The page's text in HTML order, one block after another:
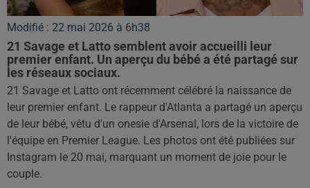
Modifié : 22 mai 2026 à 6h38
21 Savage et Latto semblent avoir accueilli leur
premier enfant. Un aperçu du bébé a été partagé sur
les réseaux sociaux.
21 Savage et Latto ont récemment célébré la naissance de
leur premier enfant. Le rappeur d'Atlanta a partagé un aperçu
de leur bébé, vêtu d'un onesie d'Arsenal, lors de la victoire de
l'équipe en Premier League. Les photos ont été publiées sur
Instagram le 20 mai, marquant un moment de joie pour le
couple.